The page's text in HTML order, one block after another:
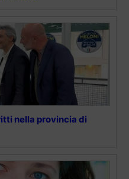
nella provincia di